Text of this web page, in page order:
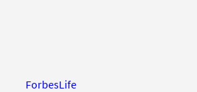
ForbesLife